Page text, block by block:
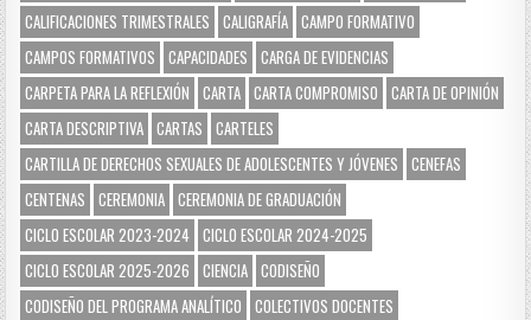
CALIFICACIONES TRIMESTRALES
CALIGRAFÍA CAMPO FORMATIVO
CAMPOS FORMATIVOS
CAPACIDADES
CARGA DE EVIDENCIAS
CARPETA PARA LA REFLEXIÓN
CARTA CARTA COMPROMISO
CARTA DE OPINIÓN
CARTA DESCRIPTIVA CARTAS
CARTELES
CARTILLA DE DERECHOS SEXUALES DE ADOLESCENTES Y JÓVENES
CENEFAS
CENTENAS
CEREMONIA CEREMONIA DE GRADUACIÓN
CICLO ESCOLAR 2023-2024
CICLO ESCOLAR 2024-2025
CICLO ESCOLAR 2025-2026
CIENCIA CODISEÑO
CODISEÑO DEL PROGRAMA ANALÍTICO
COLECTIVOS DOCENTES